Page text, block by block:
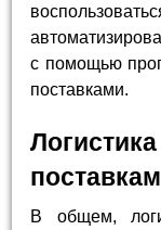
с помощью
поставками.
В общем,